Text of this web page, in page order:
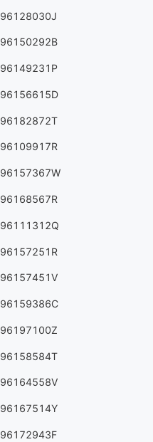
96128030J
96150292B
96149231P
96156615D
96182872T
96109917R
96157367W
96168567R
96111312Q
96157251R
96157451V
96159386C
96197100Z
96158584T
96164558V
96167514Y
96172943F